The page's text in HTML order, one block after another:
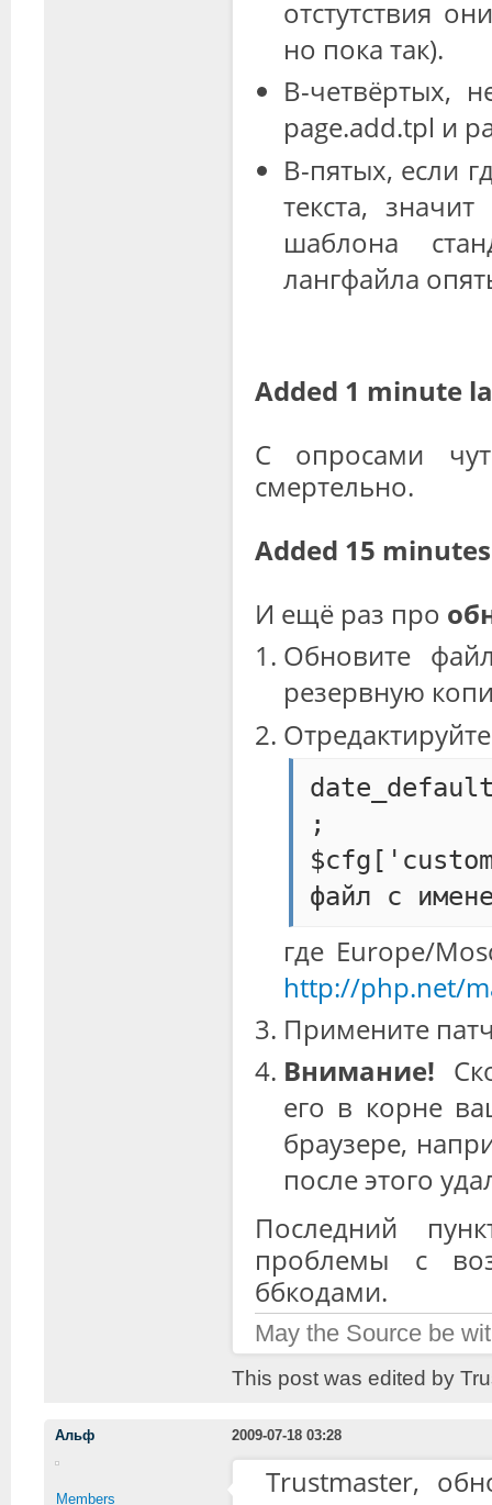
отстутствия
но пока так).
В-четвёртых,
page.add.tpl и
В-пятых, если
текста,
шаблона
лангфайла
Added 1 minute
С опросами
смертельно.
Added 15
И ещё раз про
Обновите
резервную
;
где Europe/
http://php.net/
Примените
Внимание!
его в корне
браузере,
после этого
Последний
проблемы с
ббкодами.
May the Source be
This post was edited by
Альф 2009-07-18 03:28
Members
Trustmaster,